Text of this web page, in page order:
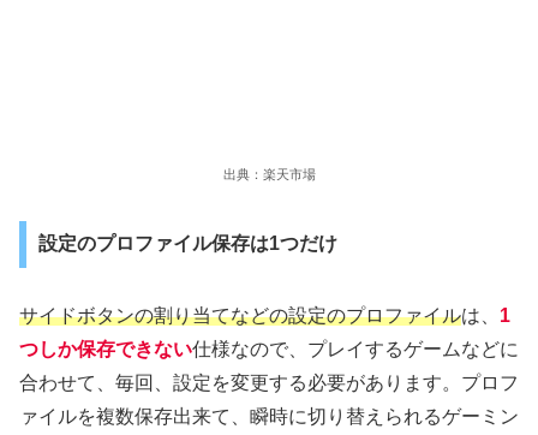
出典：楽天市場
設定のプロファイル保存は1つだけ
サイドボタンの割り当てなどの設定のプロファイルは、 1
つしか保存できない仕様なので、プレイするゲームなどに
合わせて、毎回、設定を変更する必要があります。プロフ
ァイルを複数保存出来て、瞬時に切り替えられるゲーミン